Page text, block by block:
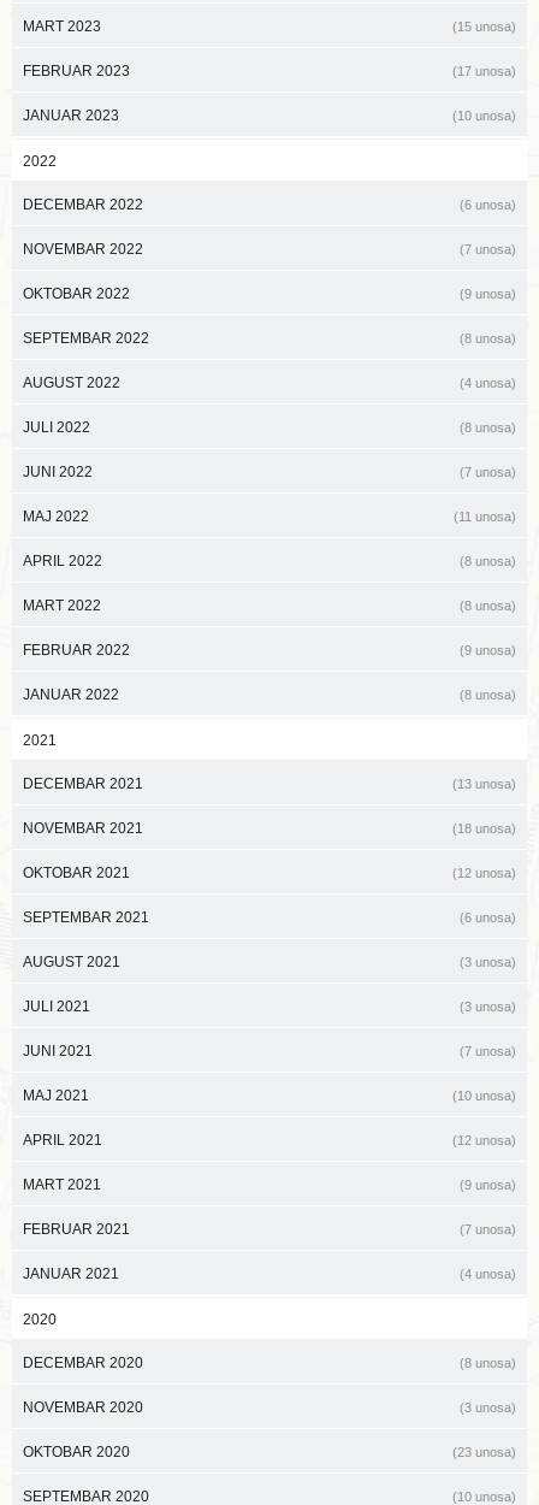
MART 2023 (15 unosa)
FEBRUAR 2023 (17 unosa)
JANUAR 2023 (10 unosa)
2022
DECEMBAR 2022 (6 unosa)
NOVEMBAR 2022 (7 unosa)
OKTOBAR 2022 (9 unosa)
SEPTEMBAR 2022 (8 unosa)
AUGUST 2022 (4 unosa)
JULI 2022 (8 unosa)
JUNI 2022 (7 unosa)
MAJ 2022 (11 unosa)
APRIL 2022 (8 unosa)
MART 2022 (8 unosa)
FEBRUAR 2022 (9 unosa)
JANUAR 2022 (8 unosa)
2021
DECEMBAR 2021 (13 unosa)
NOVEMBAR 2021 (18 unosa)
OKTOBAR 2021 (12 unosa)
SEPTEMBAR 2021 (6 unosa)
AUGUST 2021 (3 unosa)
JULI 2021 (3 unosa)
JUNI 2021 (7 unosa)
MAJ 2021 (10 unosa)
APRIL 2021 (12 unosa)
MART 2021 (9 unosa)
FEBRUAR 2021 (7 unosa)
JANUAR 2021 (4 unosa)
2020
DECEMBAR 2020 (8 unosa)
NOVEMBAR 2020 (3 unosa)
OKTOBAR 2020 (23 unosa)
SEPTEMBAR 2020 (10 unosa)